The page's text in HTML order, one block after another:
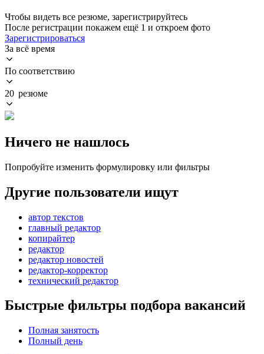
Чтобы видеть все резюме, зарегистрируйтесь
После регистрации покажем ещё 1 и откроем фото
Зарегистрироваться
За всё время
По соответствию
20 резюме
Ничего не нашлось
Попробуйте изменить формулировку или фильтры
Другие пользователи ищут
автор текстов
главный редактор
копирайтер
редактор
редактор новостей
редактор-корректор
технический редактор
Быстрые фильтры подбора вакансий
Полная занятость
Полный день